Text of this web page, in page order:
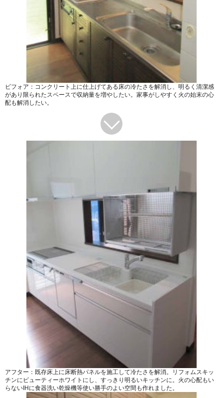
ビフォア：コンクリート上に仕上げてある床の冷たさを解消し、明るく清潔感
があり限られたスペースで収納量を増やしたい。家事がしやすく火の始末の心
配も解消したい。
アフター：既存床上に床断熱パネルを施工して冷たさを解消。リフォムスキッ
チンにビューティーホワイトにし、すっきり明るいキッチンに。火の心配もい
らないIHに食器洗い乾燥機等使い勝手のよい空間も作れました。